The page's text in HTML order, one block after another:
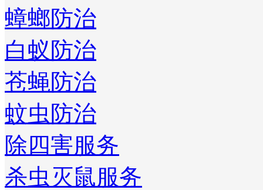
蟑螂防治
白蚁防治
苍蝇防治
蚊虫防治
除四害服务
杀虫灭鼠服务